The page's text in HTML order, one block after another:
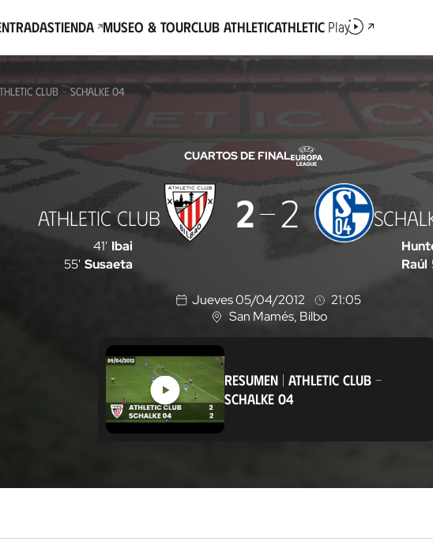
Tienda Museo & TourClub AthleticAthletic Play
CLUB - SCHALKE 04
CUARTOS DE FINAL
ATHLETIC CLUB 2 2
41' Ibai
55' Susaeta
Raúl
Jueves 05/04/2012
21:05
U
a
c
San Mamés, Bilbo
RESUMEN | ATHLETIC CLUB -
SCHALKE 04